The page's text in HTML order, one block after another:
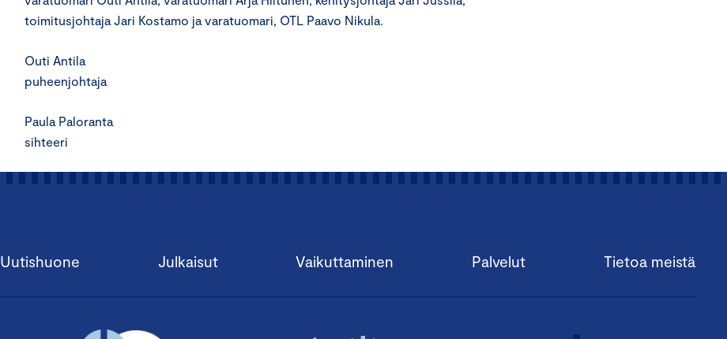
toimitusjohtaja Jari Kostamo ja varatuomari, OTL Paavo Nikula.
Outi Antila
puheenjohtaja
Paula Paloranta
sihteeri
Uutishuone Julkaisut Vaikuttaminen Palvelut Tietoa meistä